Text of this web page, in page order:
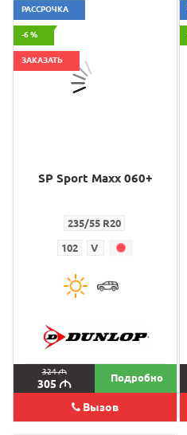
РАССРОЧКА
-6 %
ЗАКАЗАТЬ
SP Sport Maxx 060+
235/55 R20
102 V
324M
305 M Подробно
Вызов